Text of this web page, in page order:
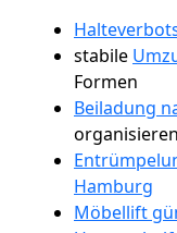
stabile
Formen
Beiladung
Hamburg
Möbellift